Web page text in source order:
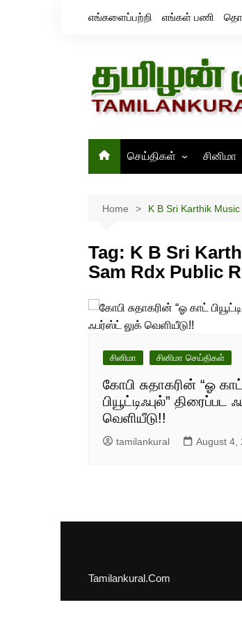
எங்களைப்பற்றி எங்கள் பணி
செய்திகள்
இந்தியா
சினிமா
Home K B Sri Karthik
Tag: K B Sri
Sam Rdx Public
சினிமா சினிமா செய்திகள்
கோபி சுதாகரின் “ஓ காட்
பியூட்டிஃபுல்” திரைப்பட
வெளியீடு!!
tamilankural August 4,
Tamilankural.Com